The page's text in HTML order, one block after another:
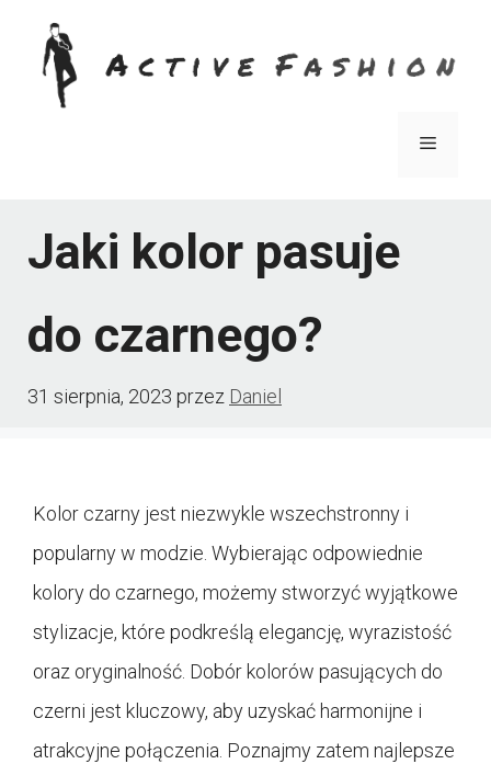
Przejdź
Menu
Jaki kolor pasuje
do czarnego?
31 sierpnia, 2023 przez Daniel
Kolor czarny jest niezwykle wszechstronny i
popularny w modzie. Wybierając odpowiednie
kolory do czarnego, możemy stworzyć wyjątkowe
stylizacje, które podkreślą elegancję, wyrazistość
oraz oryginalność. Dobór kolorów pasujących do
czerni jest kluczowy, aby uzyskać harmonijne i
atrakcyjne połączenia. Poznajmy zatem najlepsze